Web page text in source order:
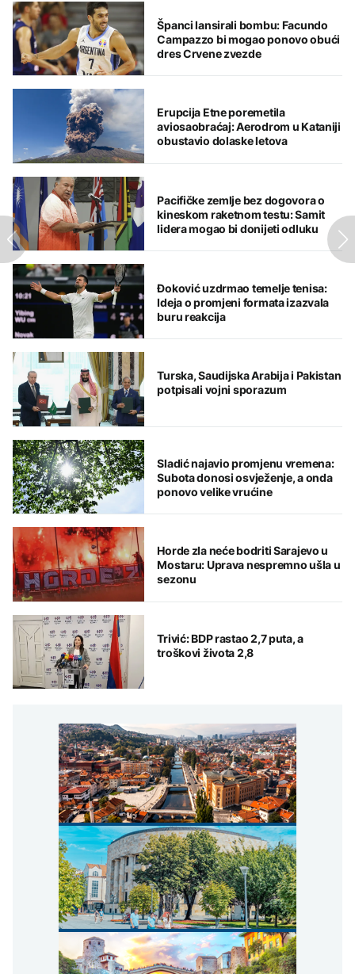
Španci lansirali bombu: Facundo
Campazzo bi mogao ponovo obući
dres Crvene zvezde
Erupcija Etne poremetila
aviosaobraćaj: Aerodrom u Kataniji
obustavio dolaske letova
Pacifičke zemlje bez dogovora o
kineskom raketnom testu: Samit
lidera mogao bi donijeti odluku
Đoković uzdrmao temelje tenisa:
Ideja o promjeni formata izazvala
buru reakcija
Turska, Saudijska Arabija i Pakistan
potpisali vojni sporazum
Sladić najavio promjenu vremena:
Subota donosi osvježenje, a onda
ponovo velike vrućine
Horde zla neće bodriti Sarajevo u
Mostaru: Uprava nespremno ušla u
sezonu
Trivić: BDP rastao 2,7 puta, a
troškovi života 2,8